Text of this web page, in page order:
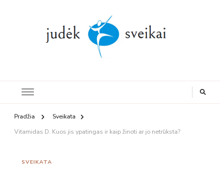
Pradžia
Sveikata
Vitamidas D. Kuos jis ypatingas ir kaip žinoti ar jo netrūksta?
SVEIKATA